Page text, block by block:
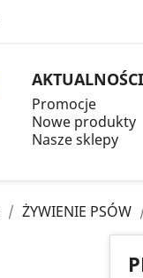
AKTUALNOŚCI
Promocje
Nowe produkty
Nasze sklepy
ŻYWIENIE PSÓW